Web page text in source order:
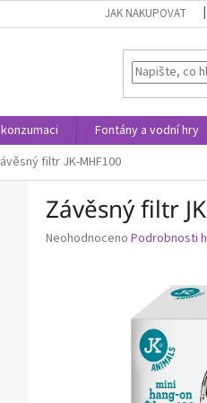
JAK NAKUPOVAT
Fontány a vodní hry
filtr JK-MHF100
Závěsný filtr
Průměrné
Neohodnoceno Podrobnosti